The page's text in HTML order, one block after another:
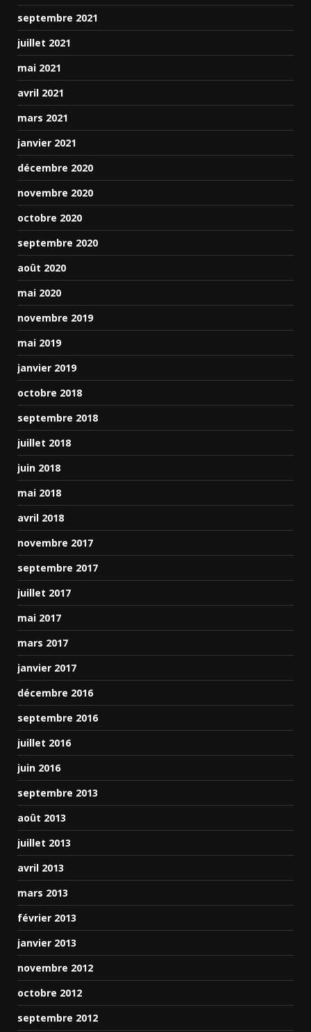
septembre 2021
juillet 2021
mai 2021
avril 2021
mars 2021
janvier 2021
décembre 2020
novembre 2020
octobre 2020
septembre 2020
août 2020
mai 2020
novembre 2019
mai 2019
janvier 2019
octobre 2018
septembre 2018
juillet 2018
juin 2018
mai 2018
avril 2018
novembre 2017
septembre 2017
juillet 2017
mai 2017
mars 2017
janvier 2017
décembre 2016
septembre 2016
juillet 2016
juin 2016
septembre 2013
août 2013
juillet 2013
avril 2013
mars 2013
février 2013
janvier 2013
novembre 2012
octobre 2012
septembre 2012